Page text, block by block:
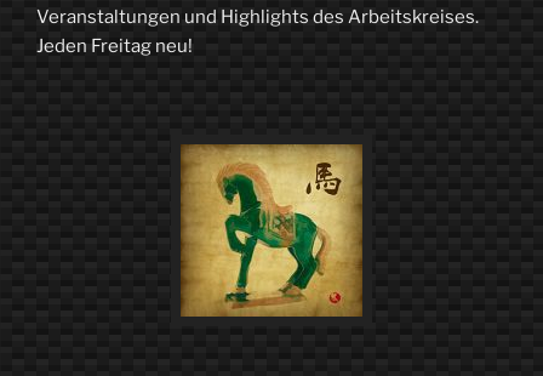
Veranstaltungen und Highlights des Arbeitskreises.
Jeden Freitag neu!